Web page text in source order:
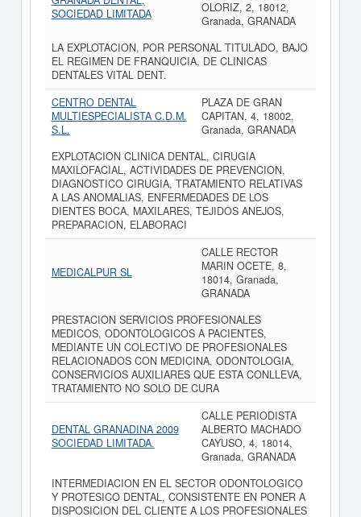
SOCIEDAD LIMITADA
OLORIZ, 2, 18012,
Granada, GRANADA
LA EXPLOTACION, POR PERSONAL TITULADO, BAJO
EL REGIMEN DE FRANQUICIA, DE CLINICAS
DENTALES VITAL DENT.
CENTRO DENTAL
MULTIESPECIALISTA C.D.M.
S.L.
PLAZA DE GRAN
CAPITAN, 4, 18002,
Granada, GRANADA
EXPLOTACION CLINICA DENTAL, CIRUGIA
MAXILOFACIAL, ACTIVIDADES DE PREVENCION,
DIAGNOSTICO CIRUGIA, TRATAMIENTO RELATIVAS
A LAS ANOMALIAS, ENFERMEDADES DE LOS
DIENTES BOCA, MAXILARES, TEJIDOS ANEJOS,
PREPARACION, ELABORACI
MEDICALPUR SL
CALLE RECTOR
MARIN OCETE, 8,
18014, Granada,
GRANADA
PRESTACION SERVICIOS PROFESIONALES
MEDICOS, ODONTOLOGICOS A PACIENTES,
MEDIANTE UN COLECTIVO DE PROFESIONALES
RELACIONADOS CON MEDICINA, ODONTOLOGIA,
CONSERVICIOS AUXILIARES QUE ESTA CONLLEVA,
TRATAMIENTO NO SOLO DE CURA
DENTAL GRANADINA 2009
SOCIEDAD LIMITADA.
CALLE PERIODISTA
ALBERTO MACHADO
CAYUSO, 4, 18014,
Granada, GRANADA
INTERMEDIACION EN EL SECTOR ODONTOLOGICO
Y PROTESICO DENTAL, CONSISTENTE EN PONER A
DISPOSICION DEL CLIENTE A LOS PROFESIONALES